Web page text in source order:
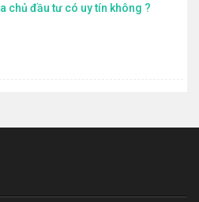
chủ đầu tư có uy tín không ?